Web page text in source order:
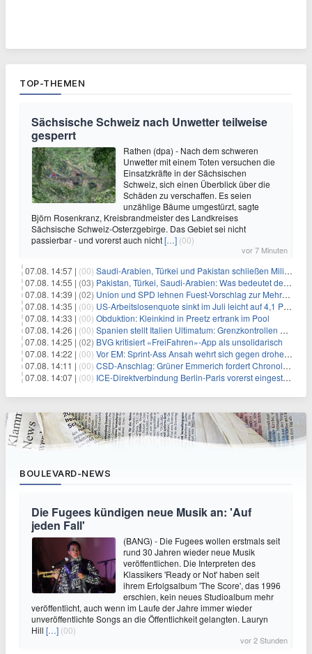
TOP-THEMEN
Sächsische Schweiz nach Unwetter teilweise
gesperrt
Rathen (dpa) - Nach dem schweren
Unwetter mit einem Toten versuchen die
Einsatzkräfte in der Sächsischen
Schweiz, sich einen Überblick über die
Schäden zu verschaffen. Es seien
unzählige Bäume umgestürzt, sagte
Björn Rosenkranz, Kreisbrandmeister des Landkreises
Sächsische Schweiz-Osterzgebirge. Das Gebiet sei nicht
passierbar - und vorerst auch nicht[…] (00)
vor 7 Minuten
07.08. 14:57 | (00) Saudi-Arabien, Türkei und Pakistan schließen Militärbündnis
07.08. 14:55 | (03) Pakistan, Türkei, Saudi-Arabien: Was bedeutet der neue Pakt?
07.08. 14:39 | (02) Union und SPD lehnen Fuest-Vorschlag zur Mehrwertsteuer ab
07.08. 14:35 | (00) US-Arbeitslosenquote sinkt im Juli leicht auf 4,1 Prozent
07.08. 14:33 | (00) Obduktion: Kleinkind in Preetz ertrank im Pool
07.08. 14:26 | (00) Spanien stellt Italien Ultimatum: Grenzkontrollen beenden
07.08. 14:25 | (02) BVG kritisiert «FreiFahren»-App als unsolidarisch
07.08. 14:22 | (00) Vor EM: Sprint-Ass Ansah wehrt sich gegen drohende Sperre
07.08. 14:11 | (00) CSD-Anschlag: Grüner Emmerich fordert Chronologie von Dobrindt
07.08. 14:07 | (00) ICE-Direktverbindung Berlin-Paris vorerst eingestellt
BOULEVARD-NEWS
Die Fugees kündigen neue Musik an: 'Auf
jeden Fall'
(BANG) - Die Fugees wollen erstmals seit
rund 30 Jahren wieder neue Musik
veröffentlichen. Die Interpreten des
Klassikers 'Ready or Not' haben seit
ihrem Erfolgsalbum 'The Score', das 1996
erschien, kein neues Studioalbum mehr
veröffentlicht, auch wenn im Laufe der Jahre immer wieder
unveröffentlichte Songs an die Öffentlichkeit gelangten. Lauryn
Hill […] (00)
vor 2 Stunden